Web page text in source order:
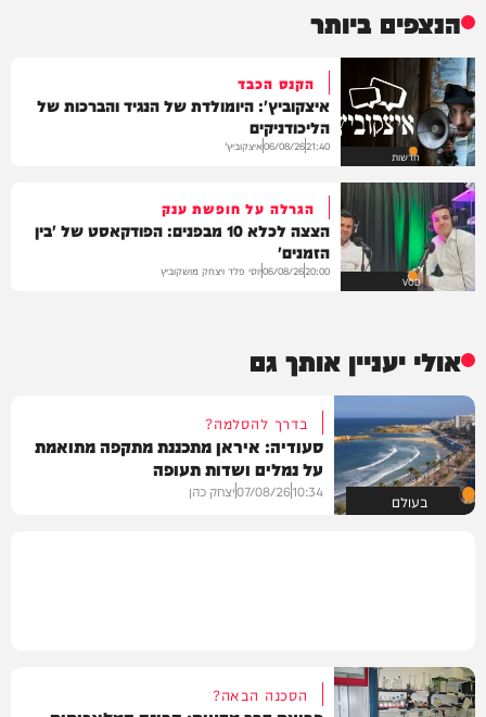
הנצפים ביותר
חדשות
הקנס הכבד
איצקוביץ': היומולדת של הנגיד והברכות של
הליכודניקים
21:40
06/08/26איצקוביץ'
VOD
הגרלה על חופשת ענק
הצצה לכלא 10 מבפנים: הפודקאסט של 'בין
הזמנים'
20:00
06/08/26יוסי פלד ויצחק מושקוביץ
אולי יעניין אותך גם
בעולם
בדרך להסלמה?
סעודיה: איראן מתכננת מתקפה מתואמת
על נמלים ושדות תעופה
10:34
07/08/26יצחק כהן
הסכנה הבאה?